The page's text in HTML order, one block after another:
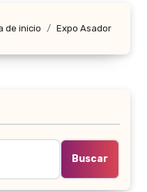
de inicio Expo Asador
Buscar